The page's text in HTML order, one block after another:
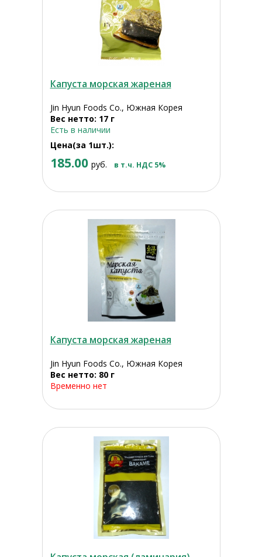
Капуста морская жареная
Jin Hyun Foods Co., Южная Корея
Вес нетто: 17 г
Есть в наличии
Цена(за 1шт.):
185.00 руб. в т.ч. НДС 5%
Капуста морская жареная
Jin Hyun Foods Co., Южная Корея
Вес нетто: 80 г
Временно нет